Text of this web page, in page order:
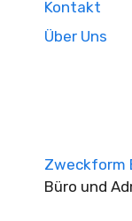
Kontakt
Über Uns
Zweckform
Büro und